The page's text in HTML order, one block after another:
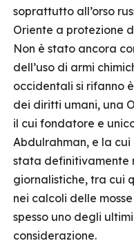
soprattutto all’orso
Oriente a protezione
Non è stato ancora
dell’uso di armi
occidentali si rifanno
dei diritti umani, una
il cui fondatore e
Abdulrahman, e la
stata definitivamente
giornalistiche, tra cui
nei calcoli delle
spesso uno degli
considerazione.